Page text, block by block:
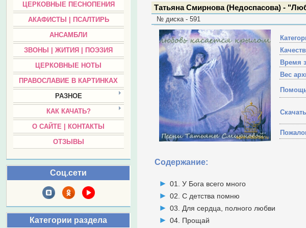
ЦЕРКОВНЫЕ ПЕСНОПЕНИЯ
АКАФИСТЫ | ПСАЛТИРЬ
АНСАМБЛИ
ЗВОНЫ | ЖИТИЯ | ПОЭЗИЯ
ЦЕРКОВНЫЕ НОТЫ
ПРАВОСЛАВИЕ В КАРТИНКАХ
РАЗНОЕ
КАК КАЧАТЬ?
О САЙТЕ | КОНТАКТЫ
ОТЗЫВЫ
Соц.сети
Категории раздела
Татьяна Смирнова (Недоспасова) -
№ диска - 591
Время
Вес
Содержание:
01. У Бога всего много
02. С детства помню
03. Для сердца, полного любви
04. Прощай